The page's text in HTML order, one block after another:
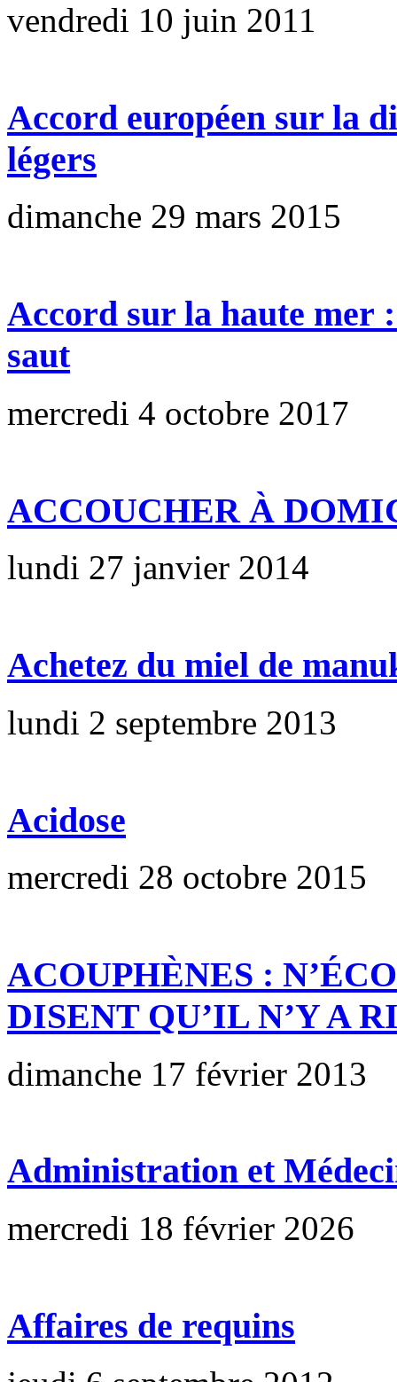
vendredi 10 juin 2011
Accord européen sur la
légers
dimanche 29 mars 2015
Accord sur la haute mer
saut
mercredi 4 octobre 2017
ACCOUCHER À
lundi 27 janvier 2014
Achetez du miel de
lundi 2 septembre 2013
Acidose
mercredi 28 octobre 2015
ACOUPHÈNES :
DISENT QU’IL N’Y A
dimanche 17 février 2013
Administration et
mercredi 18 février 2026
Affaires de requins